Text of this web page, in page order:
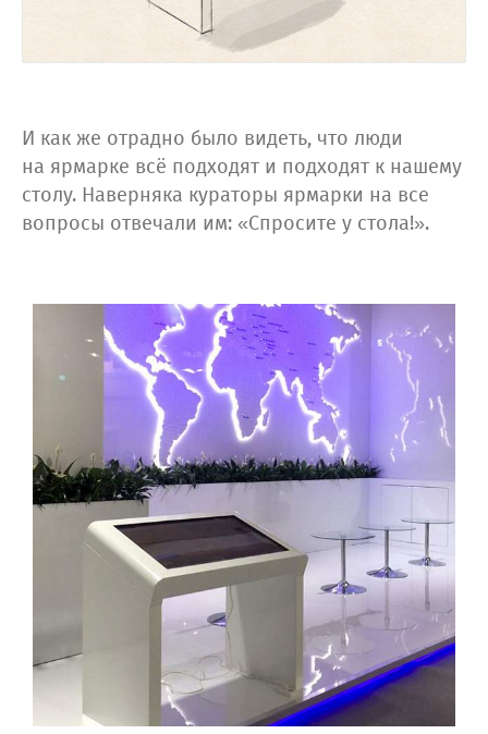
И как же отрадно было видеть, что люди
на ярмарке всё подходят и подходят к нашему
столу. Наверняка кураторы ярмарки на все
вопросы отвечали им: «Спросите у стола!».